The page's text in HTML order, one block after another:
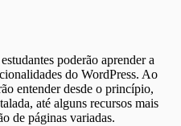
poderão aprender a
do WordPress. Ao
entender desde o princípio,
até alguns recursos mais
de páginas variadas.